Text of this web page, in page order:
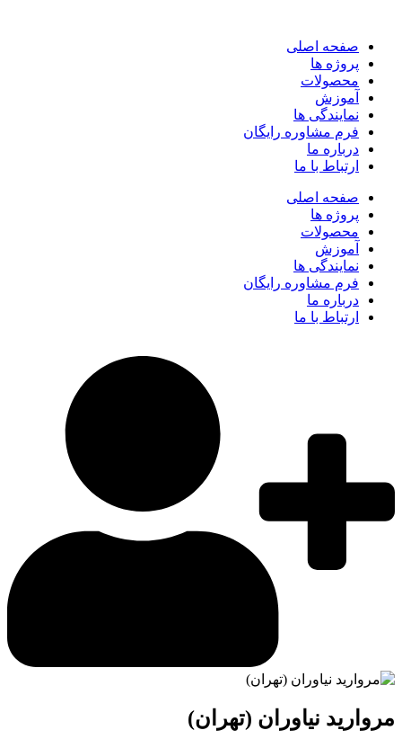
صفحه اصلی
پروژه ها
محصولات
آموزش
نمایندگی ها
فرم مشاوره رایگان
درباره ما
ارتباط با ما
صفحه اصلی
پروژه ها
محصولات
آموزش
نمایندگی ها
فرم مشاوره رایگان
درباره ما
ارتباط با ما
مروارید نیاوران (تهران)